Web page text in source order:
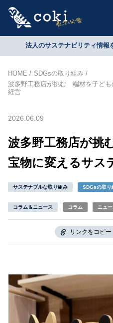
法人のサステナビリティ情
HOME
SDGsの取り組み
波多野工務店が挑む 端材を子ども
経営
2026.06.09
波多野工務店が
宝物に変えるサス
サステナブルな取り組み SDGsの取り
コラム＆ニュース コラム ニュー
リンクをコピー